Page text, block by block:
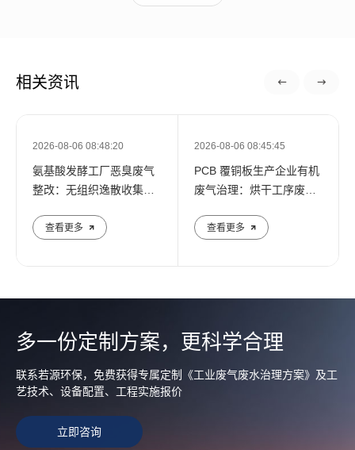
相关资讯
2026-08-06 08:48:20
氨基酸发酵工厂恶臭废气
整改：无组织逸散收集与
查看更多
2026-08-06 08:45:45
PCB 覆铜板生产企业有机
废气治理：烘干工序废气
查看更多
多一份定制方案，更科学合理
联系若源环保，免费获得专属定制《工业废气废水治理方案》及工
艺技术、设备配置、工程实施报价
立即咨询